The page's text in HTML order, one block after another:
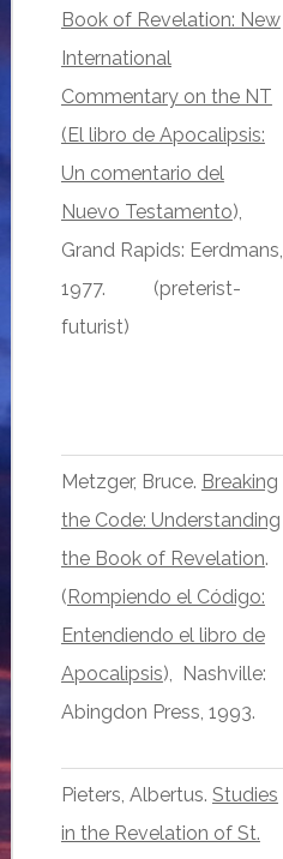
Book of Revelation: New
International
Commentary on the NT
(El libro de Apocalipsis:
Un comentario del
Nuevo Testamento),
Grand Rapids: Eerdmans,
1977. (preterist-
futurist)
Metzger, Bruce. Breaking
the Code: Understanding
the Book of Revelation.
(Rompiendo el Código:
Entendiendo el libro de
Apocalipsis), Nashville:
Abingdon Press, 1993.
Pieters, Albertus. Studies
in the Revelation of St.